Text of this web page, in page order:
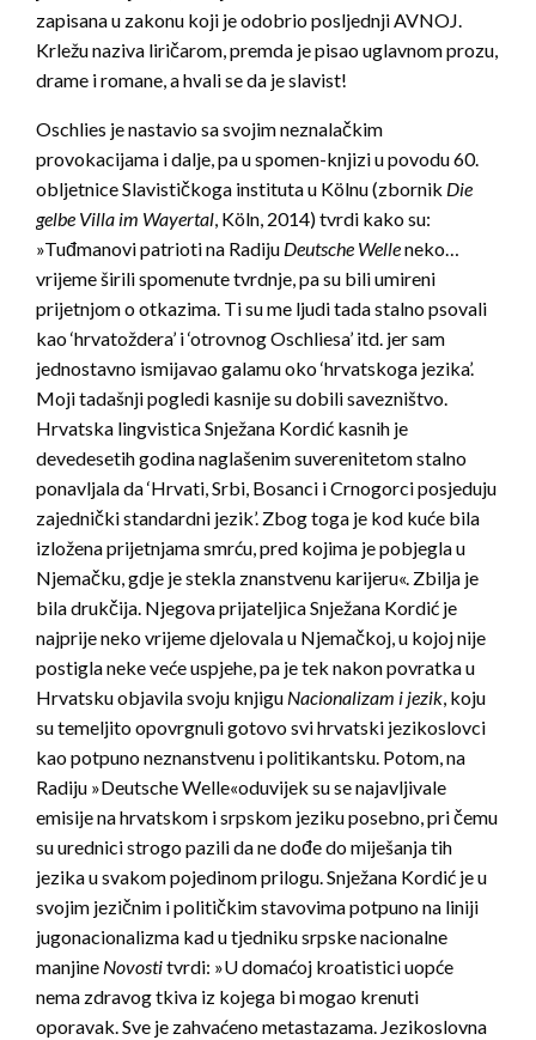
zapisana u zakonu koji je odobrio posljednji AVNOJ.
Krležu naziva liričarom, premda je pisao uglavnom prozu,
drame i romane, a hvali se da je slavist!
Oschlies je nastavio sa svojim neznalačkim
provokacijama i dalje, pa u spomen-knjizi u povodu 60.
obljetnice Slavističkoga instituta u Kölnu (zbornik Die
gelbe Villa im Wayertal, Köln, 2014) tvrdi kako su:
»Tuđmanovi patrioti na Radiju Deutsche Welleneko…
vrijeme širili spomenute tvrdnje, pa su bili umireni
prijetnjom o otkazima. Ti su me ljudi tada stalno psovali
kao ‘hrvatoždera’ i ‘otrovnog Oschliesa’ itd. jer sam
jednostavno ismijavao galamu oko ‘hrvatskoga jezika’.
Moji tadašnji pogledi kasnije su dobili savezništvo.
Hrvatska lingvistica Snježana Kordić kasnih je
devedesetih godina naglašenim suverenitetom stalno
ponavljala da ‘Hrvati, Srbi, Bosanci i Crnogorci posjeduju
zajednički standardni jezik’. Zbog toga je kod kuće bila
izložena prijetnjama smrću, pred kojima je pobjegla u
Njemačku, gdje je stekla znanstvenu karijeru«. Zbilja je
bila drukčija. Njegova prijateljica Snježana Kordić je
najprije neko vrijeme djelovala u Njemačkoj, u kojoj nije
postigla neke veće uspjehe, pa je tek nakon povratka u
Hrvatsku objavila svoju knjigu Nacionalizam i jezik, koju
su temeljito opovrgnuli gotovo svi hrvatski jezikoslovci
kao potpuno neznanstvenu i politikantsku. Potom, na
Radiju »Deutsche Welle«oduvijek su se najavljivale
emisije na hrvatskom i srpskom jeziku posebno, pri čemu
su urednici strogo pazili da ne dođe do miješanja tih
jezika u svakom pojedinom prilogu. Snježana Kordić je u
svojim jezičnim i političkim stavovima potpuno na liniji
jugonacionalizma kad u tjedniku srpske nacionalne
manjine Novostitvrdi: »U domaćoj kroatistici uopće
nema zdravog tkiva iz kojega bi mogao krenuti
oporavak. Sve je zahvaćeno metastazama. Jezikoslovna